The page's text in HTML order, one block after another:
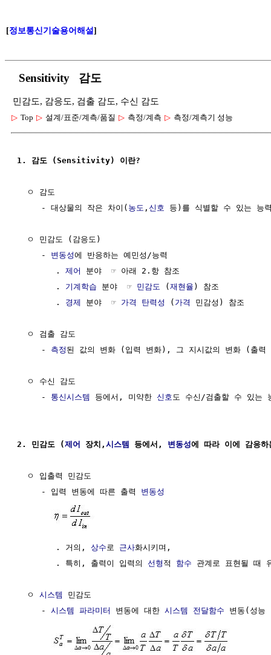
[정보통신기술용어해설]
Sensitivity 감도
민감도, 감응도, 검출 감도, 수신 감도
▷ Top ▷ 설계/표준/계측/품질 ▷ 측정/계측 ▷ 측정/계측기 성능
1. 감도 (Sensitivity) 이란?
  ㅇ 감도
     - 대상물의 작은 차이(
농도 , 신호 등)를 식별할 수 있는 능
  ㅇ 민감도 (감응도)
     -
변동성에 반응하는 예민성/능력
        .
제어
분야  ☞ 아래 2.항 참조
        .
기계학습 분야  ☞ 민감도 (재현율 ) 참조
        .
경제 분야  ☞ 가격 탄력성 ( 가격 민감성) 참조
  ㅇ 검출 감도
     -
측정 된 값의 변화 (입력 변화), 그 지시값의 변화 (출
  ㅇ 수신 감도
     -
통신시스템 등에서, 미약한 신호 도 수신/검출할 수 있는
2. 민감도 (제어 장치, 시스템 등에서, 변동성에 따라 이에 감응
  ㅇ 입출력 민감도
     - 입력 변동에 따른 출력
변동성
        . 거의,
상수 로 근사화시키며,
        . 특히, 출력이 입력의
선형 적 함수 관계로 표현될 때
  ㅇ
시스템
민감도
     -
시스템 파라미터 변동에 대한 시스템 전달함수 변동(성능